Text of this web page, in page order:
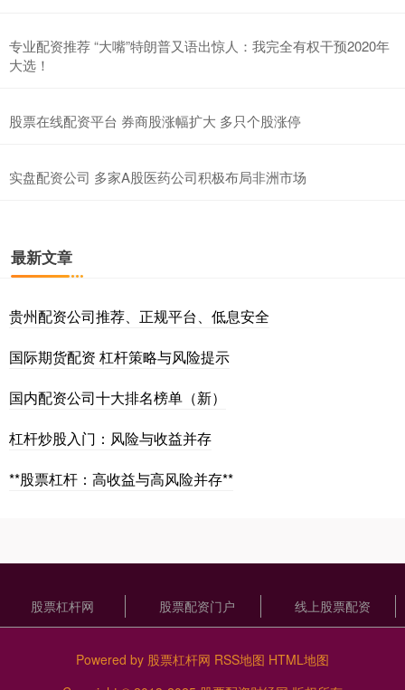
专业配资推荐 “大嘴”特朗普又语出惊人：我完全有权干预2020年
大选！
股票在线配资平台 券商股涨幅扩大 多只个股涨停
实盘配资公司 多家A股医药公司积极布局非洲市场
最新文章
贵州配资公司推荐、正规平台、低息安全
国际期货配资 杠杆策略与风险提示
国内配资公司十大排名榜单（新）
杠杆炒股入门：风险与收益并存
**股票杠杆：高收益与高风险并存**
股票杠杆网 股票配资门户 线上股票配资
Powered by 股票杠杆网 RSS地图 HTML地图